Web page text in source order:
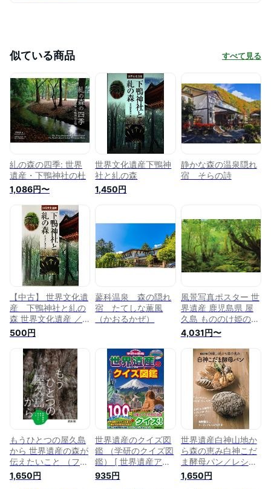
似ている商品 すべて見る
糺の森の四季: 世界
遺産・下鴨神社の杜
1,086円〜
世界文化遺産下鴨神
社と糺の森
1,450円
静かな森の温泉隠れ
宿 そらの詩
【中古】 世界文化遺
産 下鴨神社と糺の
森 世界文化遺産 ／
賀茂御祖神社(編者)
【中古】afb
500円
蓼科温泉 森の隠れ
宿 たてしな薫風
（かおるかぜ）
風景写真ポスター 世
界遺産 鹿児島県 屋
久島 もののけ姫の森
白谷雲水峡 古代の神
秘の世界 osp-47
4,031円〜
もうひとつの屋久島
から 世界遺産の森が
伝えたいこと （フレ
ーベル館ノンフィク
ション） [ 武田剛 ]
1,650円
世界遺産のクイズ図
鑑 （学研のクイズ図
鑑） [ 世界遺産アカ
デミー ]
935円
世界遺産白神山地か
ら森の恵み白神こだ
ま酵母パン／レシピ
【3000円以上送料
無料】
1,650円